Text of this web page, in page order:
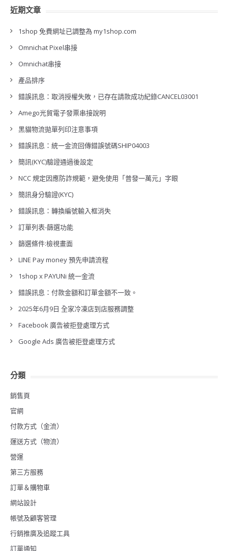
近期文章
1shop 免費網址已調整為 my1shop.com
Omnichat Pixel串接
Omnichat串接
產品排序
錯誤訊息：取消授權失敗，已存在請款成功紀錄CANCEL03001
Amego光貿電子發票串接說明
黑貓物流拋單列印注意事項
錯誤訊息：統一金流回傳錯誤號碼SHIP04003
簡訊(KYC)驗證通過後設定
NCC 規定因應防詐規範，避免使用「普發一萬元」字眼
簡訊身分驗證(KYC)
錯誤訊息：轉換編號輸入框消失
訂單列表-篩選功能
篩選條件:檢視畫面
LINE Pay money 預先申請流程
1shop x PAYUNi 統一金流
錯誤訊息：付款金額和訂單金額不一致。
2025年6月9日 全家冷凍店到店服務調整
Facebook 廣告被拒登處理方式
Google Ads 廣告被拒登處理方式
分類
銷售頁
官網
付款方式（金流）
運送方式（物流）
營運
第三方服務
訂單＆購物車
網站設計
帳號及顧客管理
行銷推廣及追蹤工具
訂單通知